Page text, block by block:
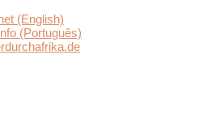
(English)
(Português)